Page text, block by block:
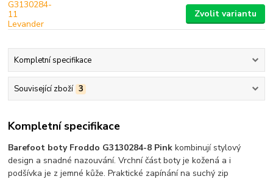
Zvolit variantu
Kompletní specifikace
Související zboží 3
Kompletní specifikace
Barefoot boty Froddo G3130284-8 Pink kombinují stylový
design a snadné nazouvání. Vrchní část boty je kožená a i
podšívka je z jemné kůže. Praktické zapínání na suchý zip